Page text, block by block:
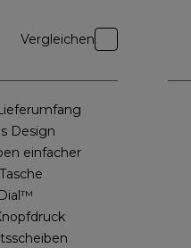
Vergleichen
Design
einfacher